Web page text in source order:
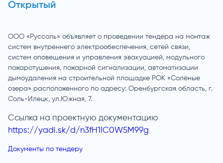
Открытый
ООО «Руссоль» объявляет о проведении тендера на монтаж
систем внутреннего электрообеспечения, сетей связи,
систем оповещения и управления эвакуацией, модульного
пожаротушения, пожарной сигнализации, автоматизации
дымоудаления на строительной площадке РОК «Солёные
озера» расположенного по адресу: Оренбургская область, г.
Соль-Илецк, ул.Южная, 7.
Ссылка на проектную документацию
https://yadi.sk/d/n3fH1lC0W5M99g
Документы по тендеру